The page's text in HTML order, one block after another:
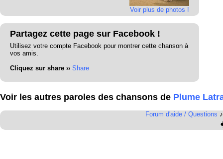
Voir plus de photos !
Partagez cette page sur Facebook !
Utilisez votre compte Facebook pour montrer cette chanson à
vos amis.
Cliquez sur share ›› Share
Voir les autres paroles des chansons de Plume
Forum d'aide / Questions